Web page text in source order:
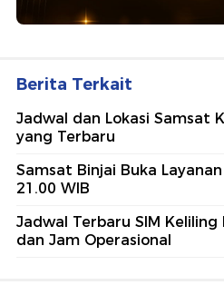
Berita Terkait
Jadwal dan Lokasi Samsat
yang Terbaru
Samsat Binjai Buka
21.00 WIB
Jadwal Terbaru SIM Keliling
dan Jam Operasional